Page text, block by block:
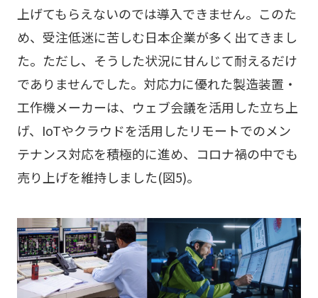
上げてもらえないのでは導入できません。このた
め、受注低迷に苦しむ日本企業が多く出てきまし
た。ただし、そうした状況に甘んじて耐えるだけ
でありませんでした。対応力に優れた製造装置・
工作機メーカーは、ウェブ会議を活用した立ち上
げ、IoTやクラウドを活用したリモートでのメン
テナンス対応を積極的に進め、コロナ禍の中でも
売り上げを維持しました(図5)。